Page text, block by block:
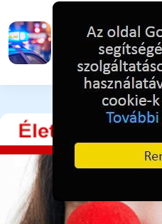
Nincs jelentős
2 hónapja ezelőtt